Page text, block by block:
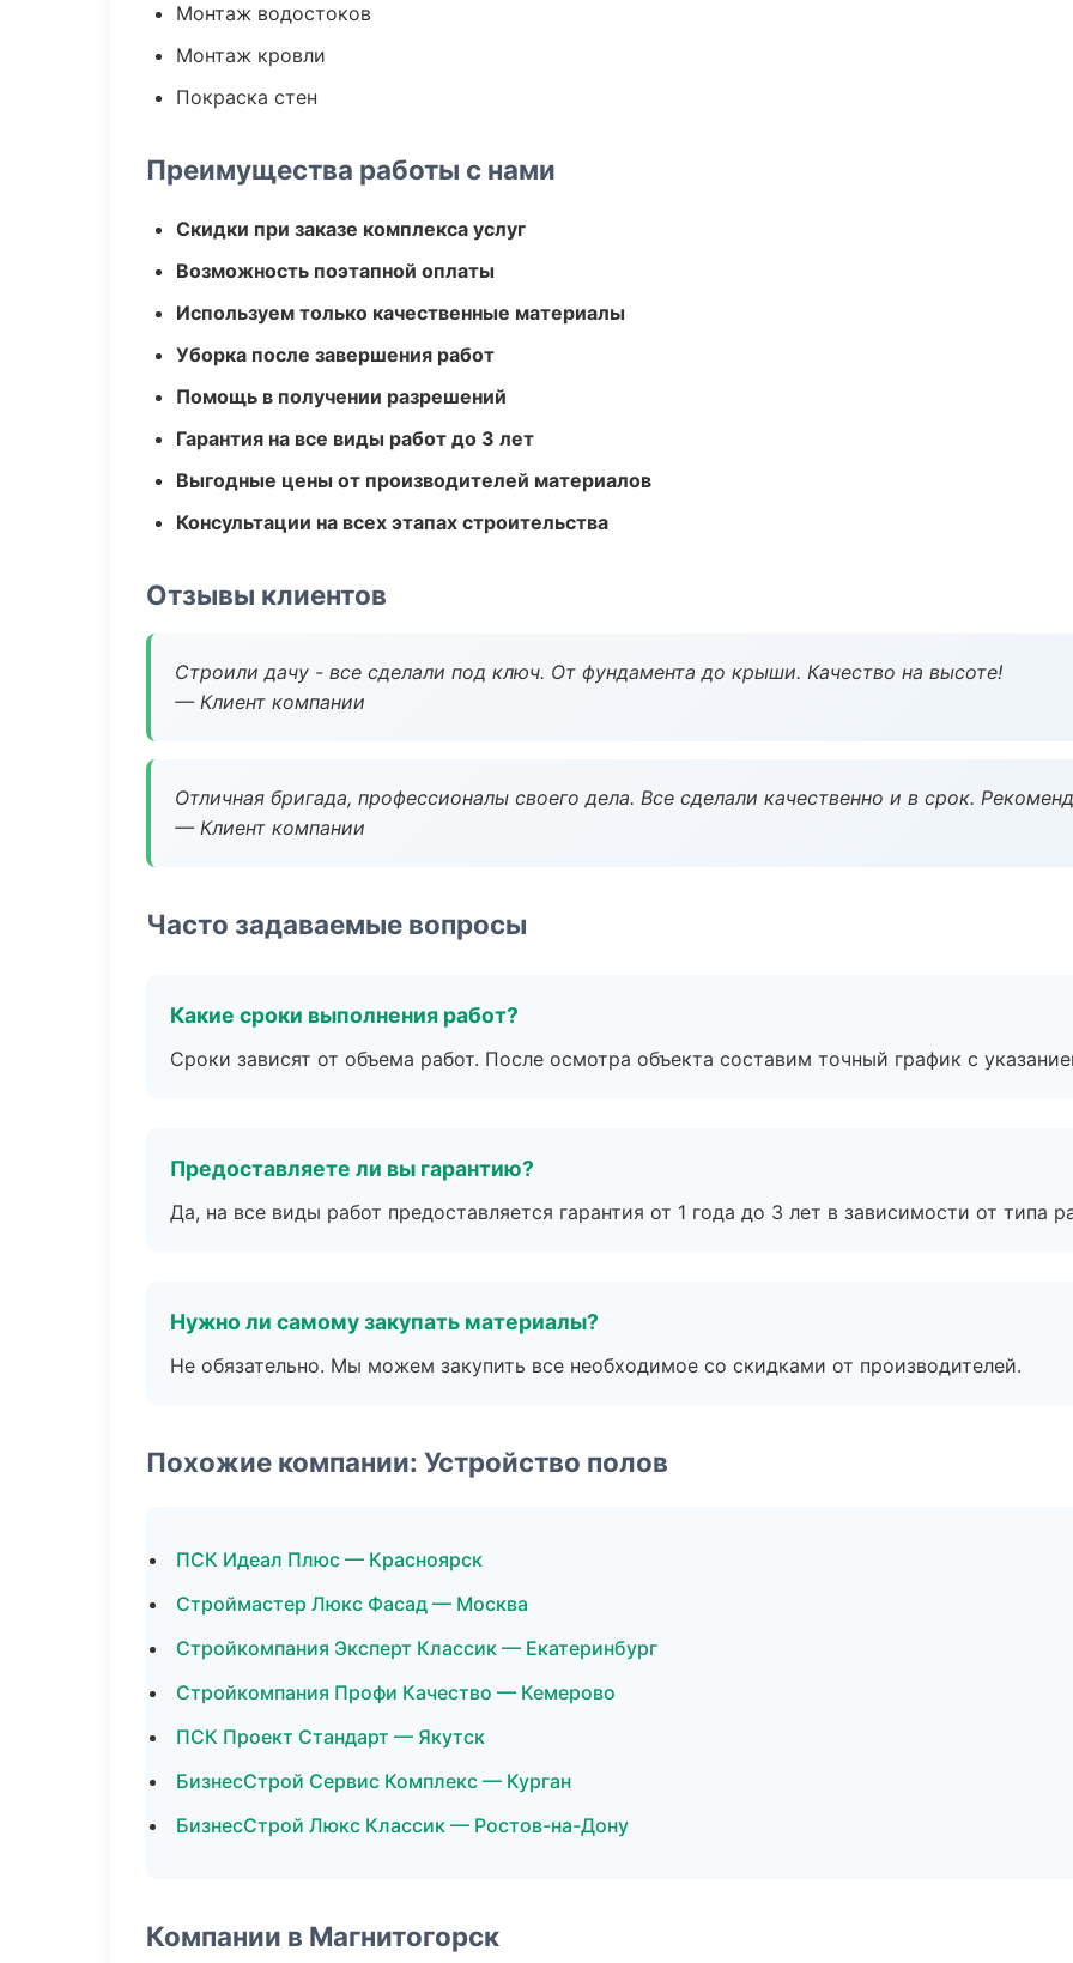
Монтаж водостоков
Монтаж кровли
Покраска стен
Преимущества работы с нами
Скидки при заказе комплекса услуг
Возможность поэтапной оплаты
Используем только качественные материалы
Уборка после завершения работ
Помощь в получении разрешений
Гарантия на все виды работ до 3 лет
Выгодные цены от производителей материалов
Консультации на всех этапах строительства
Отзывы клиентов
Строили дачу - все сделали под ключ. От фундамента до крыши. Качество на высоте!
— Клиент компании
Отличная бригада, профессионалы своего дела. Все сделали качественно и в срок.
— Клиент компании
Часто задаваемые вопросы
Какие сроки выполнения работ?
Сроки зависят от объема работ. После осмотра объекта составим точный график с
Предоставляете ли вы гарантию?
Да, на все виды работ предоставляется гарантия от 1 года до 3 лет в зависимости от типа
Нужно ли самому закупать материалы?
Не обязательно. Мы можем закупить все необходимое со скидками от производителей.
Похожие компании: Устройство полов
ПСК Идеал Плюс — Красноярск
Строймастер Люкс Фасад — Москва
Стройкомпания Эксперт Классик — Екатеринбург
Стройкомпания Профи Качество — Кемерово
ПСК Проект Стандарт — Якутск
БизнесСтрой Сервис Комплекс — Курган
БизнесСтрой Люкс Классик — Ростов-на-Дону
Компании в Магнитогорск